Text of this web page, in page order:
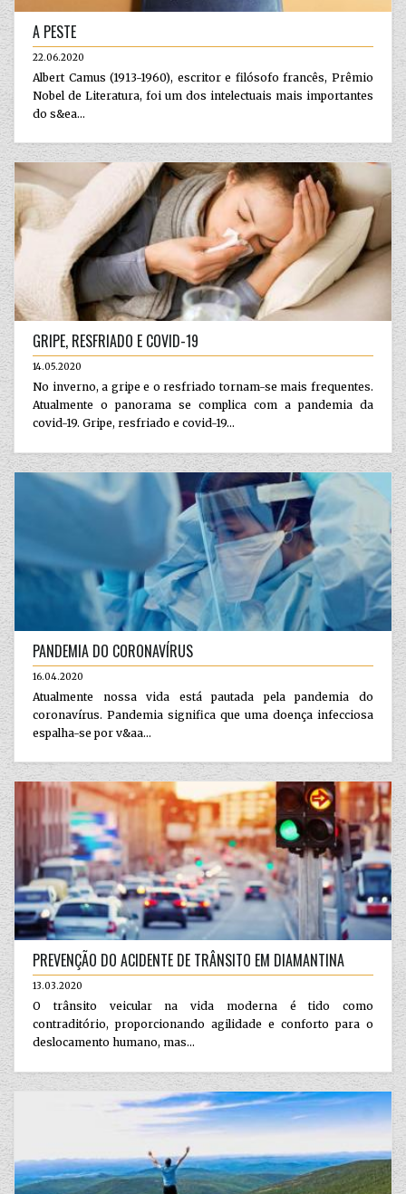
A PESTE
22.06.2020
Albert Camus (1913-1960), escritor e filósofo francês, Prêmio
Nobel de Literatura, foi um dos intelectuais mais importantes
do s&ea...
GRIPE, RESFRIADO E COVID-19
14.05.2020
No inverno, a gripe e o resfriado tornam-se mais frequentes.
Atualmente o panorama se complica com a pandemia da
covid-19. Gripe, resfriado e covid-19...
PANDEMIA DO CORONAVÍRUS
16.04.2020
Atualmente nossa vida está pautada pela pandemia do
coronavírus. Pandemia significa que uma doença infecciosa
espalha-se por v&aa...
PREVENÇÃO DO ACIDENTE DE TRÂNSITO EM DIAMANTINA
13.03.2020
O trânsito veicular na vida moderna é tido como
contraditório, proporcionando agilidade e conforto para o
deslocamento humano, mas...